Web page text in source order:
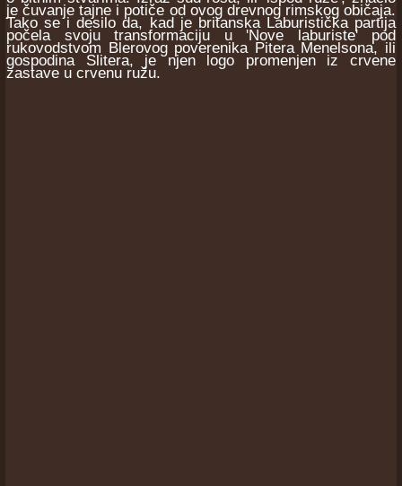
je čuvanje tajne i potiče od ovog drevnog rimskog običaja.
Tako se i desilo da, kad je britanska Laburistička partija
počela svoju transformaciju u 'Nove laburiste' pod
rukovodstvom Blerovog poverenika Pitera Menelsona, ili
gospodina Slitera, je njen logo promenjen iz crvene
zastave u crvenu ružu.